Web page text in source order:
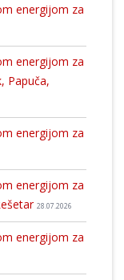
energijom za
energijom za
Papuča,
energijom za
energijom za
28.07.2026
energijom za